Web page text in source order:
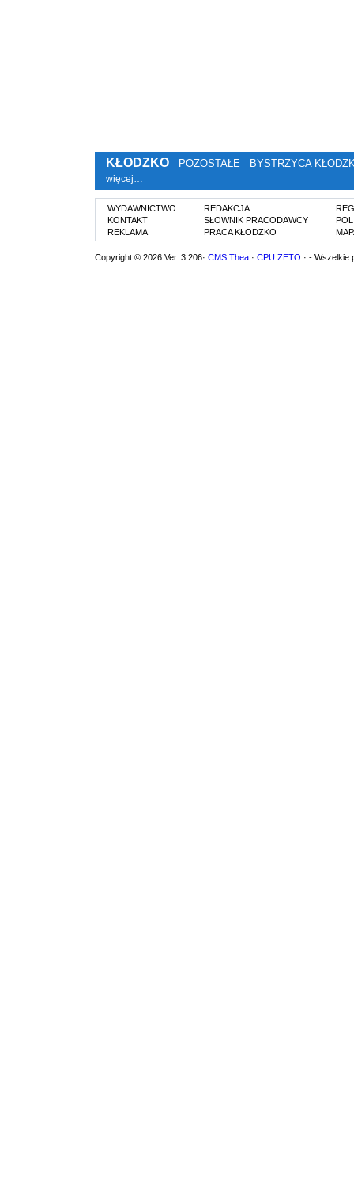
KŁODZKO POZOSTAŁE BYSTRZYCA
więcej…
WYDAWNICTWO
KONTAKT
REKLAMA
REDAKCJA
SŁOWNIK PRACODAWCY
PRACA KŁODZKO
Copyright © 2026 Ver. 3.206· CMS Thea · CPU ZETO · - Wszelkie